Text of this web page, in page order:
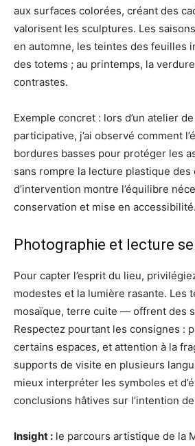
aux surfaces colorées, créant des
valorisent les sculptures. Les
en automne, les teintes des feuilles
des totems ; au printemps, la
contrastes.
Exemple concret : lors d’un atelier
participative, j’ai observé comment
bordures basses pour protéger les
sans rompre la lecture plastique
d’intervention montre l’équilibre
conservation et mise en accessibilité.
Photographie et lecture
Pour capter l’esprit du lieu,
modestes et la lumière rasante. Les
mosaïque, terre cuite — offrent des
Respectez pourtant les consignes :
certains espaces, et attention à la
supports de visite en plusieurs
mieux interpréter les symboles et
conclusions hâtives sur l’intention de
Insight : le parcours artistique de la